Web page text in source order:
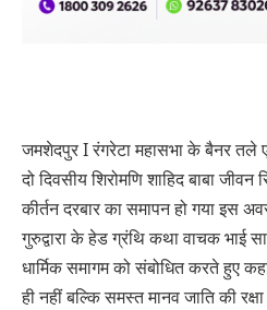
जमशेदपुर I रंगरेटा महासभा के बैनर तले
दो दिवसीय शिरोमणि शाहिद बाबा
कीर्तन दरबार का समापन हो गया इस
गुरुद्वारा के हेड ग्रंथि कथा वाचक भाई
धार्मिक समागम को संबोधित करते हुए
ही नहीं बल्कि समस्त मानव जाति की